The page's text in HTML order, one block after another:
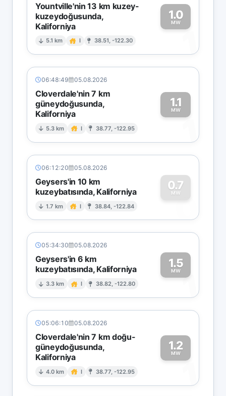
Yountville'nin 13 km kuzey-
kuzeydoğusunda,
Kaliforniya
5.1 km I 38.51, -122.30
1.0
MW
1
06:48:49 05.08.2026
Cloverdale'nin 7 km
güneydoğusunda,
Kaliforniya
5.3 km I 38.77, -122.95
1.1
MW
1
06:12:20 05.08.2026
Geysers'in 10 km
kuzeybatısında, Kaliforniya
1.7 km I 38.84, -122.84
0.7
MW
0
05:34:30 05.08.2026
Geysers'in 6 km
kuzeybatısında, Kaliforniya
3.3 km I 38.82, -122.80
1.5
MW1
05:06:10 05.08.2026
Cloverdale'nin 7 km doğu-
güneydoğusunda,
Kaliforniya
4.0 km I 38.77, -122.95
1.2
MW
1